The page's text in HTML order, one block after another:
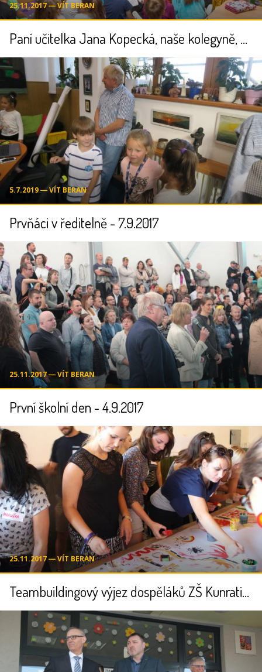
25.11.2017 ― VÍT BERAN
Paní učitelka Jana Kopecká, naše kolegyně, získala cenu Global Teacher Prize ČR
5.7.2019 ― VÍT BERAN
Prvňáci v ředitelně - 7.9.2017
25.11.2017 ― VÍT BERAN
První školní den - 4.9.2017
25.11.2017 ― VÍT BERAN
Teambuildingový výjez dospěláků ZŠ Kunratice - 28. - 29.8.2017